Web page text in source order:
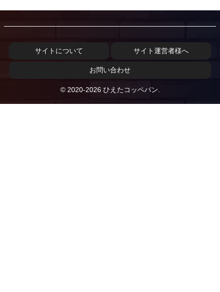
サイトについて サイト運営者様へ
お問い合わせ
© 2020-2026 ひえたコッペパン.